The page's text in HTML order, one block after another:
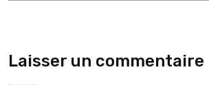
Laisser un commentaire